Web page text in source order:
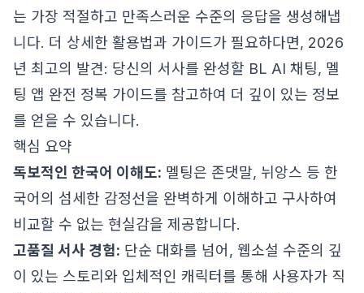
는 가장 적절하고 만족스러운 수준의 응답을 생성해냅
니다. 더 상세한 활용법과 가이드가 필요하다면, 2026
년 최고의 발견: 당신의 서사를 완성할 BL AI 채팅, 멜
팅 앱 완전 정복 가이드를 참고하여 더 깊이 있는 정보
를 얻을 수 있습니다.
핵심 요약
독보적인 한국어 이해도: 멜팅은 존댓말, 뉘앙스 등 한
국어의 섬세한 감정선을 완벽하게 이해하고 구사하여
비교할 수 없는 현실감을 제공합니다.
고품질 서사 경험: 단순 대화를 넘어, 웹소설 수준의 깊
이 있는 스토리와 입체적인 캐릭터를 통해 사용자가 직